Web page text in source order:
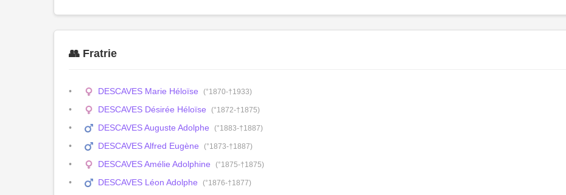
👥 Fratrie
DESCAVES Marie Héloïse (°1870-†1933)
DESCAVES Désirée Héloïse (°1872-†1875)
DESCAVES Auguste Adolphe (°1883-†1887)
DESCAVES Alfred Eugène (°1873-†1887)
DESCAVES Amélie Adolphine (°1875-†1875)
DESCAVES Léon Adolphe (°1876-†1877)